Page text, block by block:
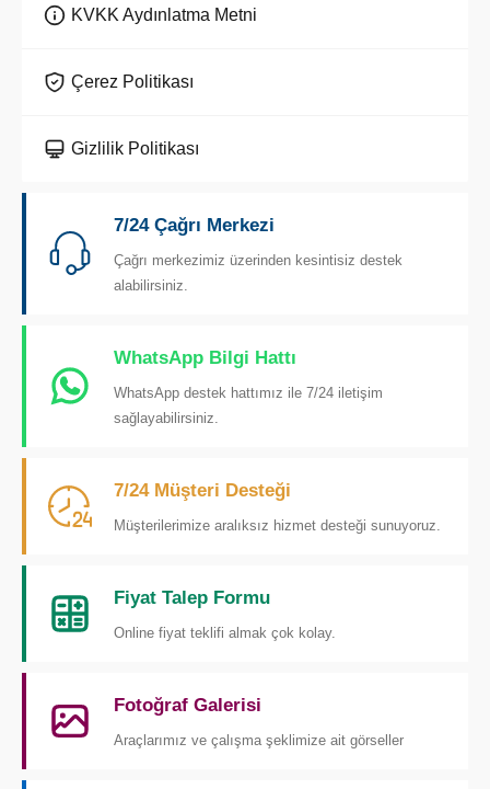
KVKK Aydınlatma Metni
Çerez Politikası
Gizlilik Politikası
7/24 Çağrı Merkezi
Çağrı merkezimiz üzerinden kesintisiz destek
alabilirsiniz.
WhatsApp Bilgi Hattı
WhatsApp destek hattımız ile 7/24 iletişim
sağlayabilirsiniz.
7/24 Müşteri Desteği
Müşterilerimize aralıksız hizmet desteği sunuyoruz.
Fiyat Talep Formu
Online fiyat teklifi almak çok kolay.
Fotoğraf Galerisi
Araçlarımız ve çalışma şeklimize ait görseller